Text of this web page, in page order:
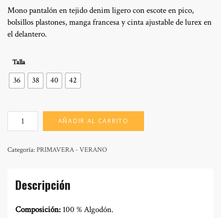
original
era:
153,00€.
actual
es:
76,50€.
Mono pantalón en tejido denim ligero con escote en pico,
bolsillos plastones, manga francesa y cinta ajustable de lurex en
el delantero.
Talla
36 38 40 42
cantidad
AÑADIR AL CARRITO
Categoría:PRIMAVERA - VERANO
Descripción
Composición: 100 % Algodón.